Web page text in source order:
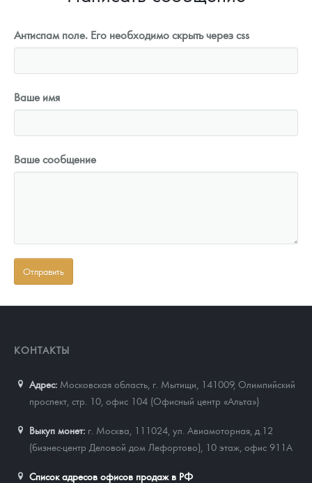
Антиспам поле. Его необходимо скрыть через css
Ваше имя
Ваше сообщение
КОНТАКТЫ
Адрес: Московская область, г. Мытищи, 141009, Олимпийский
проспект, стр. 10, офис 104 (Офисный центр «Альта»)
Выкуп монет: г. Москва, 111024, ул. Авиамоторная, д.12
(бизнес-центр Деловой дом Лефортово), 10 этаж, офис 911А
Список адресов офисов продаж в РФ